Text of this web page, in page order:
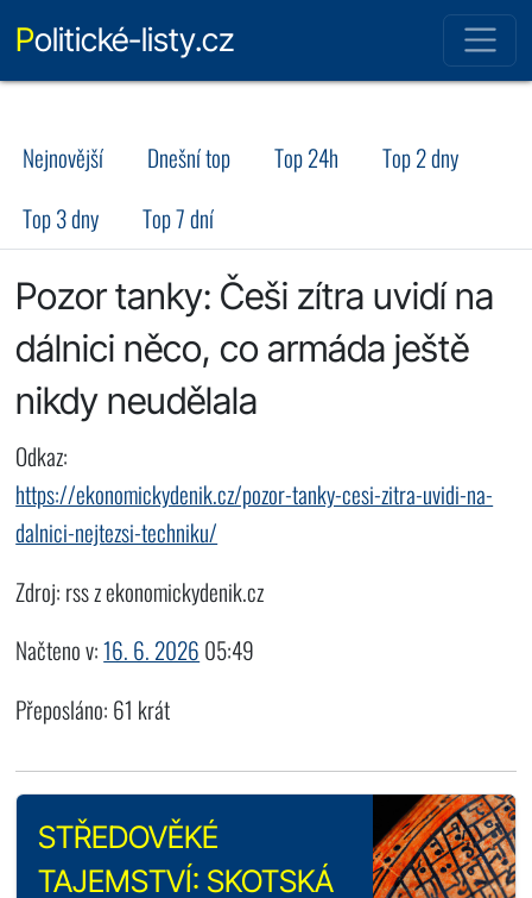
Politické-listy.cz
Nejnovější Dnešní top Top 24h
Top 2 dny
Top 3 dny
Top 7 dní
Pozor tanky: Češi zítra uvidí na
dálnici něco, co armáda ještě
nikdy neudělala
Odkaz:
https://ekonomickydenik.cz/pozor-tanky-cesi-zitra-uvidi-na-
dalnici-nejtezsi-techniku/
Zdroj: rss z ekonomickydenik.cz
Načteno v:16. 6. 2026 05:49
Přeposláno: 61 krát
STŘEDOVĚKÉ
TAJEMSTVÍ: SKOTSKÁ